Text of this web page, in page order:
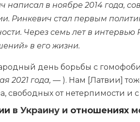
написал в ноябре 2014 года,
Ринкевич стал первым
Через семь лет в интервью
в его жизни.
день борьбы с
2021 года, — ). Нам [Латвии]
свободных от нетерпимости и
в Украину и отношениях